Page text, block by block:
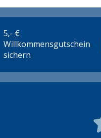
5,- €
Willkommensgutschein
sichern